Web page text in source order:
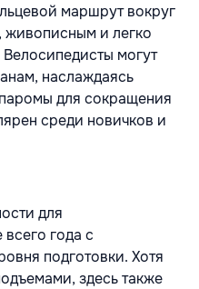
маршрут вокруг
живописным и легко
могут
наслаждаясь
для сокращения
среди новичков и
для
года с
подготовки. Хотя
здесь также